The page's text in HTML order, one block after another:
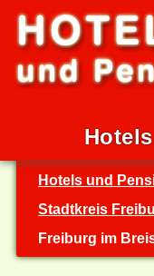
Hotels und
Stadtkreis
Freiburg im